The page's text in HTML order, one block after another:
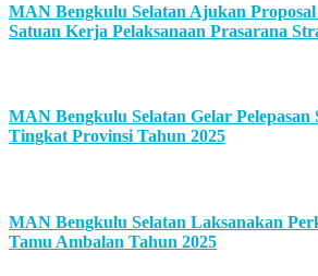
MAN Bengkulu Selatan Ajukan
Satuan Kerja Pelaksanaan Prasarana
MAN Bengkulu Selatan Gelar Pelepasan
Tingkat Provinsi Tahun 2025
MAN Bengkulu Selatan Laksanakan
Tamu Ambalan Tahun 2025